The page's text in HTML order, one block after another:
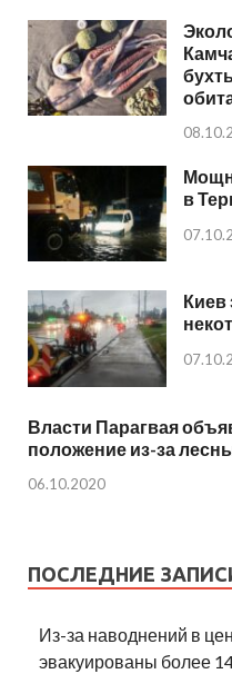
в
Киев
Власти Парагвая
положение из-за
06.10.2020
ПОСЛЕДНИЕ
Из-за наводнений в
эвакуированы более